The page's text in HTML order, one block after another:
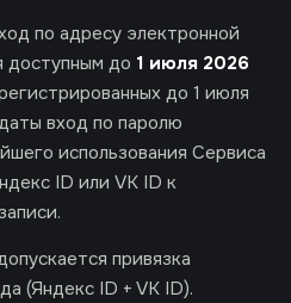
по адресу электронной
доступным до 1 июля 2026
до 1 июля
вход по паролю
использования Сервиса
ID или VK ID к
привязка
(Яндекс ID + VK ID).